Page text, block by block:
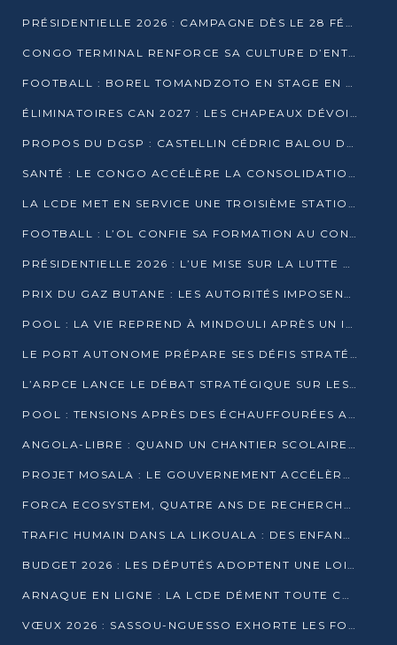
PRÉSIDENTIELLE 2026 : CAMPAGNE DÈS LE 28 FÉVRIER, SCRUTIN LES 12 ET 15 MARS
CONGO TERMINAL RENFORCE SA CULTURE D’ENTREPRISE AVEC LE PROGRAMME « WIN TOGETHER »
FOOTBALL : BOREL TOMANDZOTO EN STAGE EN ESPAGNE AVEC POLISSYA FC
ÉLIMINATOIRES CAN 2027 : LES CHAPEAUX DÉVOILÉS, LE CONGO FIXÉ SUR SON SORT
PROPOS DU DGSP : CASTELLIN CÉDRIC BALOU DÉNONCE DES PROPOS INTIMIDANTS
SANTÉ : LE CONGO ACCÉLÈRE LA CONSOLIDATION DE L’OFFRE DE SOINS
LA LCDE MET EN SERVICE UNE TROISIÈME STATION D’EAU POTABLE À MFILOU
FOOTBALL : L’OL CONFIE SA FORMATION AU CONGOLAIS CHRISTIAN BASSILA
PRÉSIDENTIELLE 2026 : L’UE MISE SUR LA LUTTE CONTRE LA DÉSINFORMATION
PRIX DU GAZ BUTANE : LES AUTORITÉS IMPOSENT LE RESPECT DES PRIX RÉGLEMENTÉS
POOL : LA VIE REPREND À MINDOULI APRÈS UN INCIDENT ARMÉ SUR LA RN1
LE PORT AUTONOME PRÉPARE SES DÉFIS STRATÉGIQUES DE 2026
L’ARPCE LANCE LE DÉBAT STRATÉGIQUE SUR LES DONNÉES, L’IA ET LA FINANCE NUMÉRIQUE AU CONGO
POOL : TENSIONS APRÈS DES ÉCHAUFFOURÉES ARMÉES ENTRE DGSP ET EX-MILICIENS NINJA
ANGOLA-LIBRE : QUAND UN CHANTIER SCOLAIRE DEVIENT LE MIROIR D’UN CONGO EN MOUVEMENT
PROJET MOSALA : LE GOUVERNEMENT ACCÉLÈRE L’INSERTION DES JEUNES EN 2026
FORCA ECOSYSTEM, QUATRE ANS DE RECHERCHE DE TERRAIN AVANT UN LANCEMENT OFFICIEL EN 2026
TRAFIC HUMAIN DANS LA LIKOUALA : DES ENFANTS AUTOCHTONES RÉDUITS AU TRAVAIL FORCÉ
BUDGET 2026 : LES DÉPUTÉS ADOPTENT UNE LOI DES FINANCES DE PLUS DE 2500 MILLIARDS FCFA
ARNAQUE EN LIGNE : LA LCDE DÉMENT TOUTE CAMPAGNE DE RECRUTEMENT
VŒUX 2026 : SASSOU-NGUESSO EXHORTE LES FORCES VIVES À RENFORCER L’UNITÉ